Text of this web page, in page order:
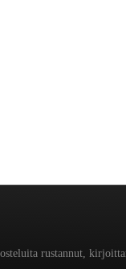
rustannut,